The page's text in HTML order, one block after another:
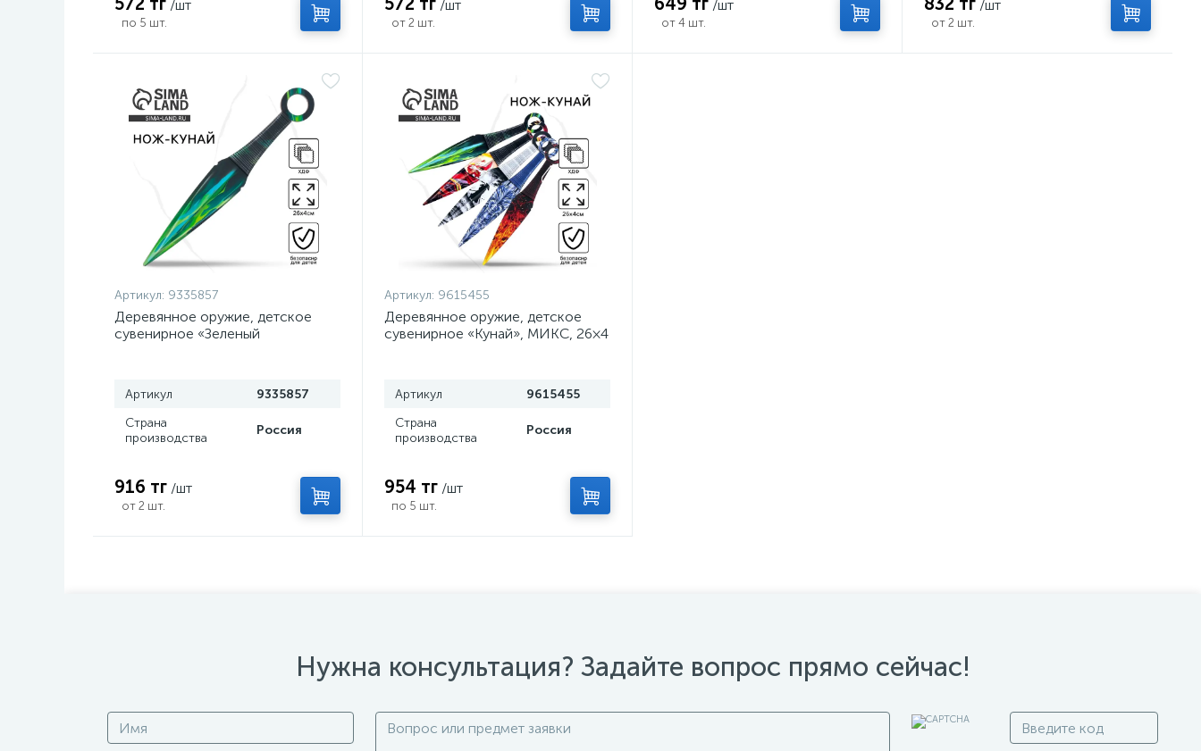
/шт
по 5 шт.
/шт
от 2 шт.
/шт
от 4 шт.
/шт
от 2 шт.
Артикул: 9335857
Деревянное оружие, детское
сувенирное «Зеленый
Артикул
9335857
Страна
производства
Россия
916 тг /шт
от 2 шт.
Артикул: 9615455
Деревянное оружие, детское
сувенирное «Кунай», МИКС, 26×4
Артикул
9615455
Страна
производства
Россия
954 тг /шт
по 5 шт.
Нужна консультация? Задайте вопрос прямо сейчас!